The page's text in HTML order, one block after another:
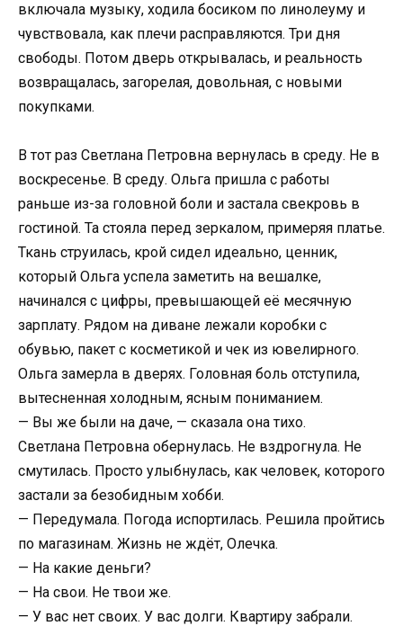
включала музыку, ходила босиком по линолеуму и
чувствовала, как плечи расправляются. Три дня
свободы. Потом дверь открывалась, и реальность
возвращалась, загорелая, довольная, с новыми
покупками.
В тот раз Светлана Петровна вернулась в среду. Не в
воскресенье. В среду. Ольга пришла с работы
раньше из-за головной боли и застала свекровь в
гостиной. Та стояла перед зеркалом, примеряя платье.
Ткань струилась, крой сидел идеально, ценник,
который Ольга успела заметить на вешалке,
начинался с цифры, превышающей её месячную
зарплату. Рядом на диване лежали коробки с
обувью, пакет с косметикой и чек из ювелирного.
Ольга замерла в дверях. Головная боль отступила,
вытесненная холодным, ясным пониманием.
— Вы же были на даче, — сказала она тихо.
Светлана Петровна обернулась. Не вздрогнула. Не
смутилась. Просто улыбнулась, как человек, которого
застали за безобидным хобби.
— Передумала. Погода испортилась. Решила пройтись
по магазинам. Жизнь не ждёт, Олечка.
— На какие деньги?
— На свои. Не твои же.
— У вас нет своих. У вас долги. Квартиру забрали.